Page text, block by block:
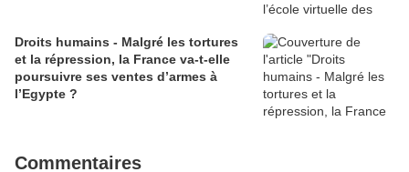
Droits humains - Malgré les tortures
et la répression, la France va-t-elle
poursuivre ses ventes d’armes à
l’Egypte ?
Commentaires